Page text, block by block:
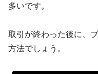
多いです。
取引が終わった後に、
方法でしょう。